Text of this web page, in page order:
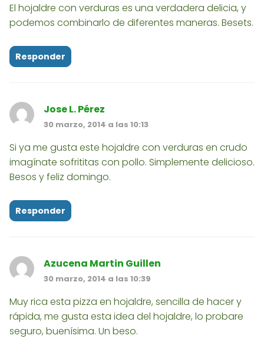
El hojaldre con verduras es una verdadera delicia, y
podemos combinarlo de diferentes maneras. Besets.
Responder
Jose L. Pérez
30 marzo, 2014 a las 10:13
Si ya me gusta este hojaldre con verduras en crudo
imagínate sofrititas con pollo. Simplemente delicioso.
Besos y feliz domingo.
Responder
Azucena Martin Guillen
30 marzo, 2014 a las 10:39
Muy rica esta pizza en hojaldre, sencilla de hacer y
rápida, me gusta esta idea del hojaldre, lo probare
seguro, buenísima. Un beso.